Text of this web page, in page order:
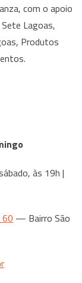
com o apoio
Lagoas,
Produtos
às 19h |
60 — Bairro São